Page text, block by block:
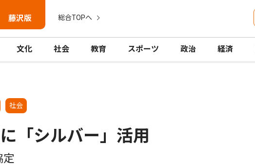
藤沢版 総合TOPへ
文化 社会 教育 スポーツ 政治 経済
社会
「シルバー」活用
定